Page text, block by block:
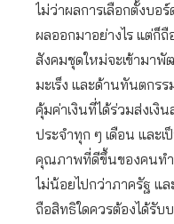
ไม่ว่าผลการเลือกตั้งบ
ผลออกมาอย่างไร แต่ก็
สังคมชุดใหม่จะเข้ามา
มะเร็ง และด้านทันตกร
คุ้มค่าเงินที่ได้ร่วมส่งเงิ
ประจำทุก ๆ เดือน และเ
คุณภาพที่ดีขึ้นของคนทำ
ไม่น้อยไปกว่าภาครัฐ แ
ถือสิทธิใดควรต้องได้รั